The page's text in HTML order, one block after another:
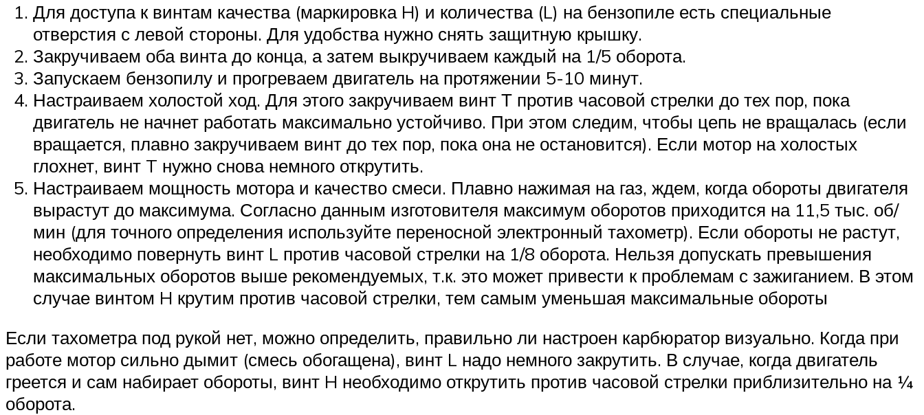
Для доступа к винтам качества (маркировка H) и количества (L) на бензопиле есть специальные
отверстия с левой стороны. Для удобства нужно снять защитную крышку.
Закручиваем оба винта до конца, а затем выкручиваем каждый на 1/5 оборота.
Запускаем бензопилу и прогреваем двигатель на протяжении 5-10 минут.
Настраиваем холостой ход. Для этого закручиваем винт Т против часовой стрелки до тех пор, пока
двигатель не начнет работать максимально устойчиво. При этом следим, чтобы цепь не вращалась (если
вращается, плавно закручиваем винт до тех пор, пока она не остановится). Если мотор на холостых
глохнет, винт T нужно снова немного открутить.
Настраиваем мощность мотора и качество смеси. Плавно нажимая на газ, ждем, когда обороты двигателя
вырастут до максимума. Согласно данным изготовителя максимум оборотов приходится на 11,5 тыс. об/
мин (для точного определения используйте переносной электронный тахометр). Если обороты не растут,
необходимо повернуть винт L против часовой стрелки на 1/8 оборота. Нельзя допускать превышения
максимальных оборотов выше рекомендуемых, т.к. это может привести к проблемам с зажиганием. В этом
случае винтом H крутим против часовой стрелки, тем самым уменьшая максимальные обороты
Если тахометра под рукой нет, можно определить, правильно ли настроен карбюратор визуально. Когда при
работе мотор сильно дымит (смесь обогащена), винт L надо немного закрутить. В случае, когда двигатель
греется и сам набирает обороты, винт H необходимо открутить против часовой стрелки приблизительно на ¼
оборота.